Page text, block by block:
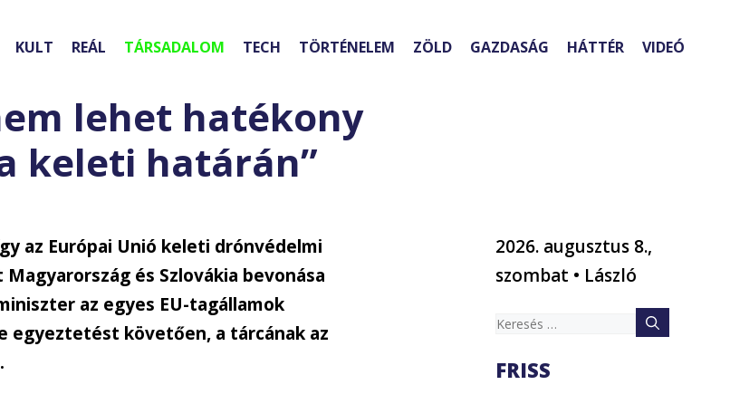
KULT REÁL TÁRSADALOM TECH TÖRTÉNELEM ZÖLD GAZDASÁG HÁTTÉR VIDEÓ
lehet hatékony
keleti határán”
az Európai Unió keleti drónvédelmi
és Szlovákia bevonása
az egyes EU-tagállamok
követően, a tárcának az
2026. augusztus 8.,
szombat • László
Keresés:
FRISS